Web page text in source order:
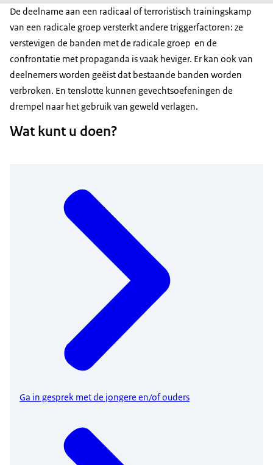
De deelname aan een radicaal of terroristisch trainingskamp
van een radicale groep versterkt andere triggerfactoren: ze
verstevigen de banden met de radicale groep en de
confrontatie met propaganda is vaak heviger. Er kan ook van
deelnemers worden geëist dat bestaande banden worden
verbroken. En tenslotte kunnen gevechtsoefeningen de
drempel naar het gebruik van geweld verlagen.
Wat kunt u doen?
Ga in gesprek met de jongere en/of ouders